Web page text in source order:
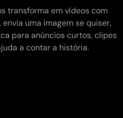
transforma em vídeos com
uma imagem se quiser,
para anúncios curtos, clipes
a contar a história.